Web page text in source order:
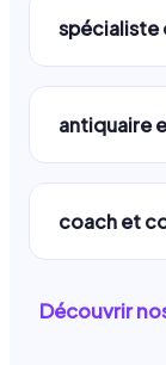
spécialiste
antiquaire
coach et
Découvrir